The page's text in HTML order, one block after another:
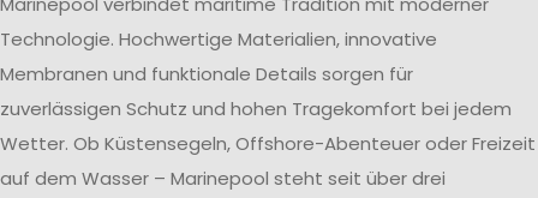
Technologie. Hochwertige Materialien, innovative
Membranen und funktionale Details sorgen für
zuverlässigen Schutz und hohen Tragekomfort bei jedem
Wetter. Ob Küstensegeln, Offshore-Abenteuer oder Freizeit
auf dem Wasser – Marinepool steht seit über drei